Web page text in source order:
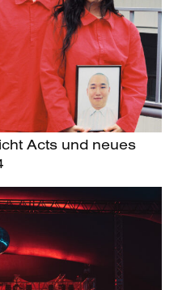
Acts und neues